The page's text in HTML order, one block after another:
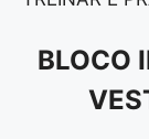
BLOCO